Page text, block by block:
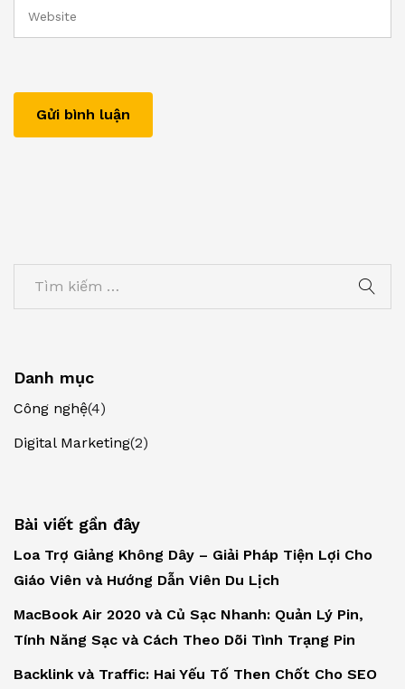
Danh mục
Công nghệ(4)
Digital Marketing(2)
Bài viết gần đây
Loa Trợ Giảng Không Dây – Giải Pháp Tiện Lợi Cho
Giáo Viên và Hướng Dẫn Viên Du Lịch
MacBook Air 2020 và Củ Sạc Nhanh: Quản Lý Pin,
Tính Năng Sạc và Cách Theo Dõi Tình Trạng Pin
Backlink và Traffic: Hai Yếu Tố Then Chốt Cho SEO